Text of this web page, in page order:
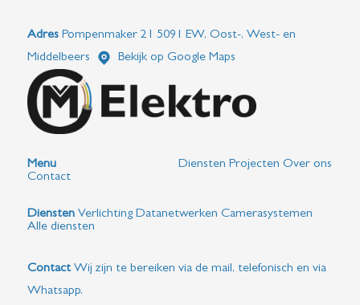
AdresPompenmaker 21 5091 EW, Oost-, West- en
Middelbeers
Bekijk op Google Maps
Menu Diensten Projecten Over ons
Contact
Diensten Verlichting Datanetwerken Camerasystemen
Alle diensten
ContactWij zijn te bereiken via de mail, telefonisch en via
Whatsapp.